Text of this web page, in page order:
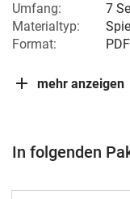
Umfang:
7
Materialtyp:
Format:
PDF
mehr anzeigen
In folgenden